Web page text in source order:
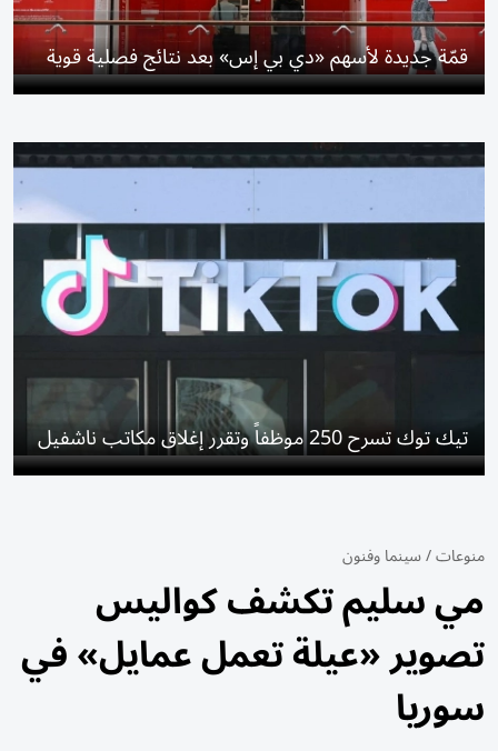
قمّة جديدة لأسهم «دي بي إس» بعد نتائج فصلية قوية
تيك توك تسرح 250 موظفاً وتقرر إغلاق مكاتب ناشفيل
منوعات/سينما وفنون
مي سليم تكشف كواليس
تصوير «عيلة تعمل عمايل» في
سوريا